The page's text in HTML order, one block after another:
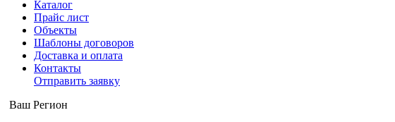
Каталог
Прайс лист
Объекты
Шаблоны договоров
Доставка и оплата
Контакты
Отправить заявку
Ваш Регион